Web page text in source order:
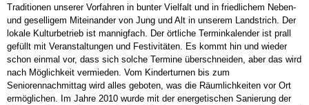
Traditionen unserer Vorfahren in bunter Vielfalt und in friedlichem Neben-
und geselligem Miteinander von Jung und Alt in unserem Landstrich. Der
lokale Kulturbetrieb ist mannigfach. Der örtliche Terminkalender ist prall
gefüllt mit Veranstaltungen und Festivitäten. Es kommt hin und wieder
schon einmal vor, dass sich solche Termine überschneiden, aber das wird
nach Möglichkeit vermieden. Vom Kinderturnen bis zum
Seniorennachmittag wird alles geboten, was die Räumlichkeiten vor Ort
ermöglichen. Im Jahre 2010 wurde mit der energetischen Sanierung der